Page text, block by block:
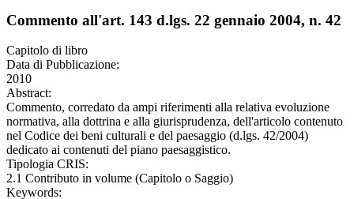
Commento all'art. 143 d.lgs. 22 gennaio 2004, n. 42
Capitolo di libro
Data di Pubblicazione:
2010
Abstract:
Commento, corredato da ampi riferimenti alla relativa evoluzione
normativa, alla dottrina e alla giurisprudenza, dell'articolo contenuto
nel Codice dei beni culturali e del paesaggio (d.lgs. 42/2004)
dedicato ai contenuti del piano paesaggistico.
Tipologia CRIS:
2.1 Contributo in volume (Capitolo o Saggio)
Keywords: